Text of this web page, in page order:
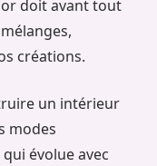
doit avant tout
créations.
un intérieur
modes
évolue avec